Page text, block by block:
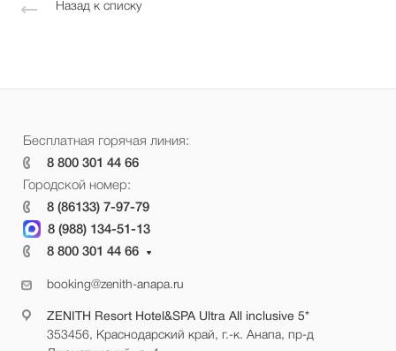
Назад к списку
Бесплатная горячая линия:
8 800 301 44 66
Городской номер:
8 (86133) 7-97-79
8 (988) 134-51-13
8 800 301 44 66
booking@zenith-anapa.ru
ZENITH Resort Hotel&SPA Ultra All inclusive 5*
353456, Краснодарский край, г.-к. Анапа, пр-д